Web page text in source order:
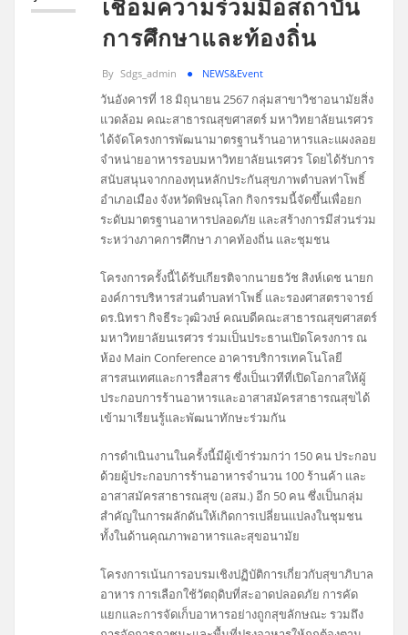
เชื่อมความร่วมมือสถาบัน
การศึกษาและท้องถิ่น
By Sdgs_admin NEWS&Event
วันอังคารที่ 18 มิถุนายน 2567 กลุ่มสาขาวิชาอนามัยสิ่ง
แวดล้อม คณะสาธารณสุขศาสตร์ มหาวิทยาลัยนเรศวร
ได้จัดโครงการพัฒนามาตรฐานร้านอาหารและแผงลอย
จำหน่ายอาหารรอบมหาวิทยาลัยนเรศวร โดยได้รับการ
สนับสนุนจากกองทุนหลักประกันสุขภาพตำบลท่าโพธิ์
อำเภอเมือง จังหวัดพิษณุโลก กิจกรรมนี้จัดขึ้นเพื่อยก
ระดับมาตรฐานอาหารปลอดภัย และสร้างการมีส่วนร่วม
ระหว่างภาคการศึกษา ภาคท้องถิ่น และชุมชน
โครงการครั้งนี้ได้รับเกียรติจากนายธวัช สิงห์เดช นายก
องค์การบริหารส่วนตำบลท่าโพธิ์ และรองศาสตราจารย์
ดร.นิทรา กิจธีระวุฒิวงษ์ คณบดีคณะสาธารณสุขศาสตร์
มหาวิทยาลัยนเรศวร ร่วมเป็นประธานเปิดโครงการ ณ
ห้อง Main Conference อาคารบริการเทคโนโลยี
สารสนเทศและการสื่อสาร ซึ่งเป็นเวทีที่เปิดโอกาสให้ผู้
ประกอบการร้านอาหารและอาสาสมัครสาธารณสุขได้
เข้ามาเรียนรู้และพัฒนาทักษะร่วมกัน
การดำเนินงานในครั้งนี้มีผู้เข้าร่วมกว่า 150 คน ประกอบ
ด้วยผู้ประกอบการร้านอาหารจำนวน 100 ร้านค้า และ
อาสาสมัครสาธารณสุข (อสม.) อีก 50 คน ซึ่งเป็นกลุ่ม
สำคัญในการผลักดันให้เกิดการเปลี่ยนแปลงในชุมชน
ทั้งในด้านคุณภาพอาหารและสุขอนามัย
โครงการเน้นการอบรมเชิงปฏิบัติการเกี่ยวกับสุขาภิบาล
อาหาร การเลือกใช้วัตถุดิบที่สะอาดปลอดภัย การคัด
แยกและการจัดเก็บอาหารอย่างถูกสุขลักษณะ รวมถึง